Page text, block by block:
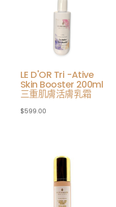
LE D'OR Tri -Ative
Skin Booster 200ml
三重肌膚活膚乳霜
$599.00